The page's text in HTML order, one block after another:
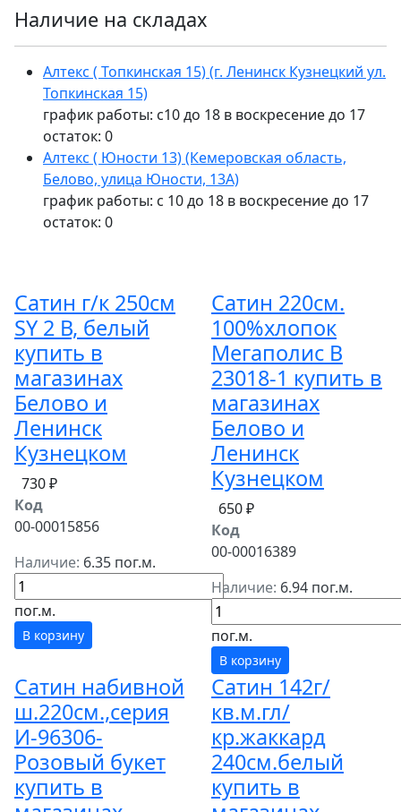
Наличие на складах
Алтекс ( Топкинская 15) (г. Ленинск Кузнецкий ул.
Топкинская 15)
график работы: с10 до 18 в воскресение до 17
остаток: 0
Алтекс ( Юности 13) (Кемеровская область,
Белово, улица Юности, 13А)
график работы: с 10 до 18 в воскресение до 17
остаток: 0
Сатин г/к 250см
SY 2 В, белый
купить в
магазинах
Белово и
Ленинск
Кузнецком
730 ₽
Код
00-00015856
Наличие: 6.35 пог.м.
пог.м.
В корзину
Сатин 220см.
100%хлопок
Мегаполис В
23018-1 купить в
магазинах
Белово и
Ленинск
Кузнецком
650 ₽
Код
00-00016389
Наличие: 6.94 пог.м.
пог.м.
В корзину
Сатин набивной
ш.220см.,серия
И-96306-
Розовый букет
купить в
Сатин 142г/
кв.м.гл/
кр.жаккард
240см.белый
купить в